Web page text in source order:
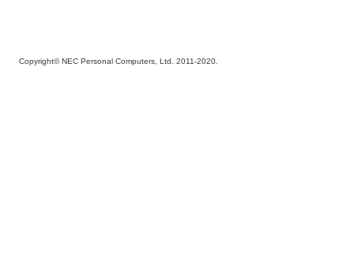
Copyright© NEC Personal Computers, Ltd. 2011-2020.